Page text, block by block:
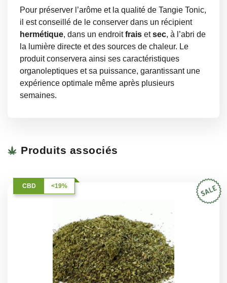
Pour préserver l’arôme et la qualité de Tangie Tonic,
il est conseillé de le conserver dans un récipient
hermétique, dans un endroitfrais etsec, à l’abri de
la lumière directe et des sources de chaleur. Le
produit conservera ainsi ses caractéristiques
organoleptiques et sa puissance, garantissant une
expérience optimale même après plusieurs
semaines.
Produits associés
CBD <19%